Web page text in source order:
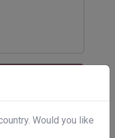
Would you like